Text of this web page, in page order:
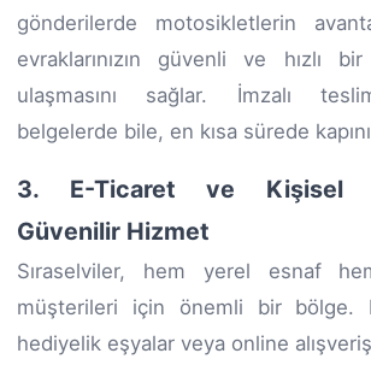
gönderilerde motosikletlerin
evraklarınızın güvenli ve hızlı
ulaşmasını sağlar. İmzalı
belgelerde bile, en kısa sürede
3. E-Ticaret ve Kişisel
Güvenilir Hizmet
Sıraselviler, hem yerel esnaf
müşterileri için önemli bir bölge.
hediyelik eşyalar veya online